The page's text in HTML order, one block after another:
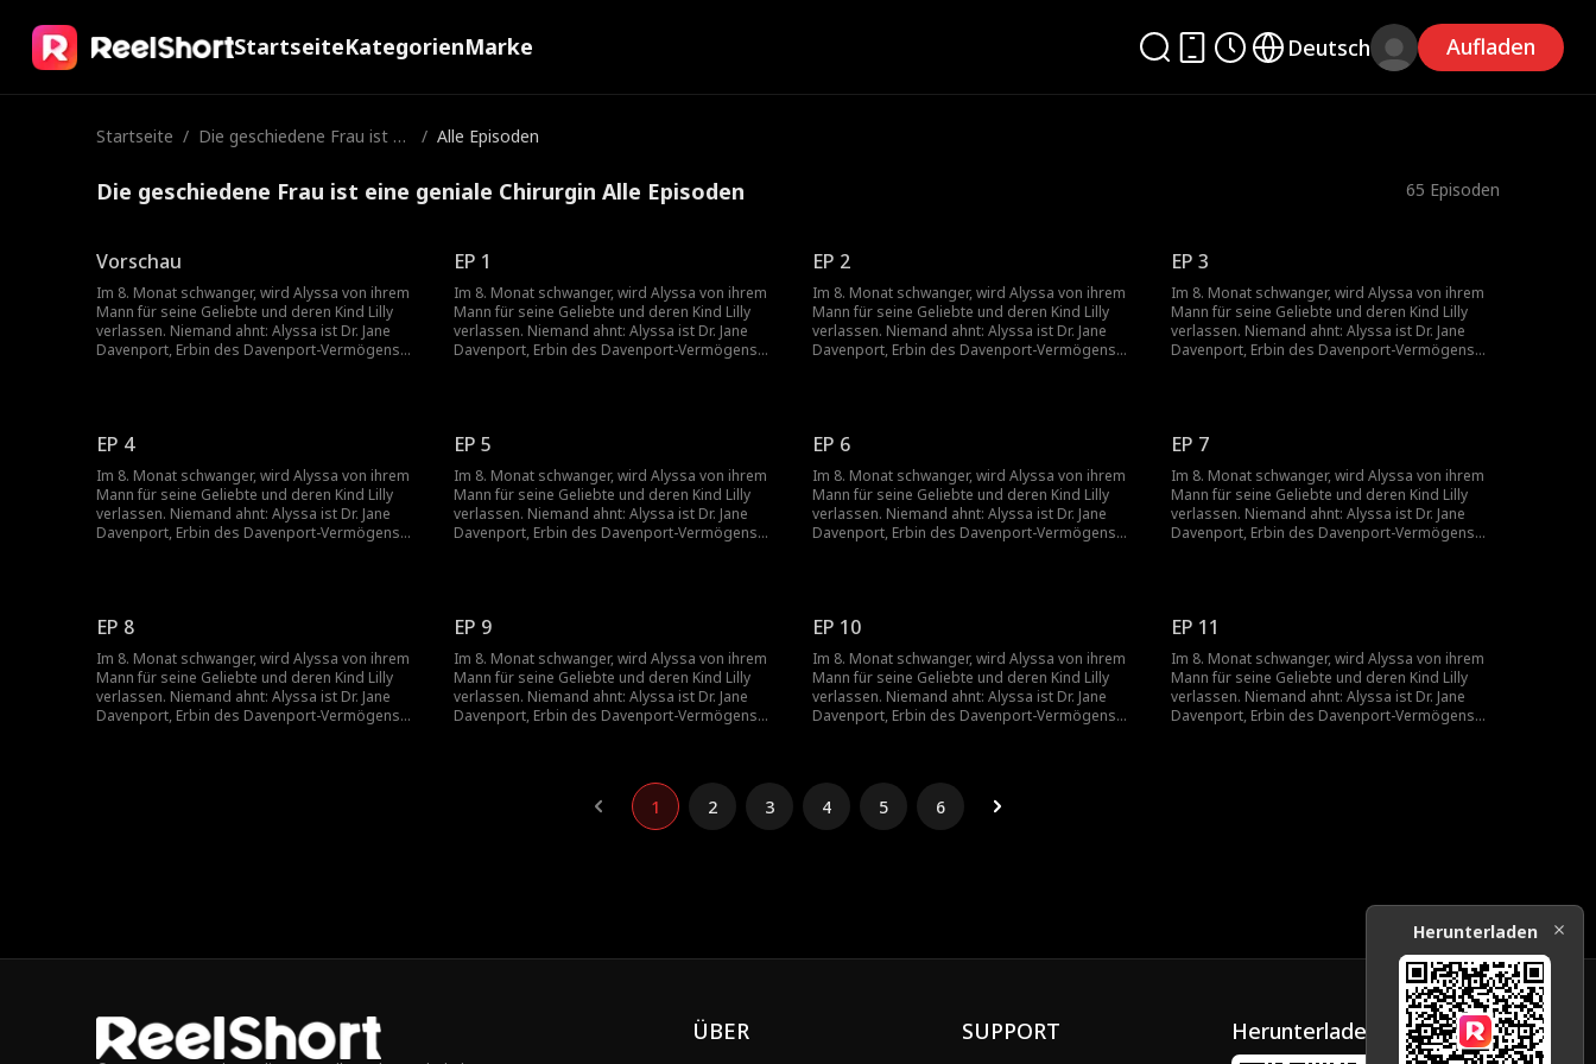
StartseiteKategorienMarke Deutsch Aufladen
Startseite / Die geschiedene Frau ist ei
/ Alle Episoden
Die geschiedene Frau ist eine geniale Chirurgin Alle Episoden 65 Episoden
Vorschau
Im 8. Monat schwanger, wird Alyssa von ihrem
Mann für seine Geliebte und deren Kind Lilly
verlassen. Niemand ahnt: Alyssa ist Dr. Jane
Davenport, Erbin des Davenport-Vermögens
EP 1
Im 8. Monat schwanger, wird Alyssa von ihrem
Mann für seine Geliebte und deren Kind Lilly
verlassen. Niemand ahnt: Alyssa ist Dr. Jane
Davenport, Erbin des Davenport-Vermögens
EP 2
Im 8. Monat schwanger, wird Alyssa von ihrem
Mann für seine Geliebte und deren Kind Lilly
verlassen. Niemand ahnt: Alyssa ist Dr. Jane
Davenport, Erbin des Davenport-Vermögens
EP 3
Im 8. Monat schwanger, wird Alyssa von ihrem
Mann für seine Geliebte und deren Kind Lilly
verlassen. Niemand ahnt: Alyssa ist Dr. Jane
Davenport, Erbin des Davenport-Vermögens
EP 4
Im 8. Monat schwanger, wird Alyssa von ihrem
Mann für seine Geliebte und deren Kind Lilly
verlassen. Niemand ahnt: Alyssa ist Dr. Jane
Davenport, Erbin des Davenport-Vermögens
EP 5
Im 8. Monat schwanger, wird Alyssa von ihrem
Mann für seine Geliebte und deren Kind Lilly
verlassen. Niemand ahnt: Alyssa ist Dr. Jane
Davenport, Erbin des Davenport-Vermögens
EP 6
Im 8. Monat schwanger, wird Alyssa von ihrem
Mann für seine Geliebte und deren Kind Lilly
verlassen. Niemand ahnt: Alyssa ist Dr. Jane
Davenport, Erbin des Davenport-Vermögens
EP 7
Im 8. Monat schwanger, wird Alyssa von ihrem
Mann für seine Geliebte und deren Kind Lilly
verlassen. Niemand ahnt: Alyssa ist Dr. Jane
Davenport, Erbin des Davenport-Vermögens
EP 8
Im 8. Monat schwanger, wird Alyssa von ihrem
Mann für seine Geliebte und deren Kind Lilly
verlassen. Niemand ahnt: Alyssa ist Dr. Jane
Davenport, Erbin des Davenport-Vermögens
EP 9
Im 8. Monat schwanger, wird Alyssa von ihrem
Mann für seine Geliebte und deren Kind Lilly
verlassen. Niemand ahnt: Alyssa ist Dr. Jane
Davenport, Erbin des Davenport-Vermögens
EP 10
Im 8. Monat schwanger, wird Alyssa von ihrem
Mann für seine Geliebte und deren Kind Lilly
verlassen. Niemand ahnt: Alyssa ist Dr. Jane
Davenport, Erbin des Davenport-Vermögens
EP 11
Im 8. Monat schwanger, wird Alyssa von ihrem
Mann für seine Geliebte und deren Kind Lilly
verlassen. Niemand ahnt: Alyssa ist Dr. Jane
Davenport, Erbin des Davenport-Vermögens
1 2 3 4 5 6
ÜBER SUPPORT Herunterladen
Herunterladen